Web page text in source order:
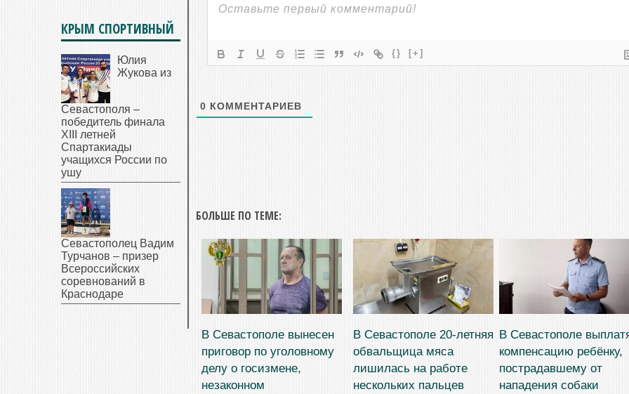
{} [+]
0 КОММЕНТАРИЕВ
БОЛЬШЕ ПО ТЕМЕ:
В Севастополе вынесен
приговор по уголовному
делу о госизмене,
незаконном
В Севастополе 20-летняя
обвальщица мяса
лишилась на работе
нескольких пальцев
В Севастополе
компенсацию ребёнку,
пострадавшему от
нападения собаки
КРЫМ СПОРТИВНЫЙ
Юлия
Жукова из
Севастополя –
победитель финала
XIII летней
Спартакиады
учащихся России по
ушу
Севастополец Вадим
Турчанов – призер
Всероссийских
соревнований в
Краснодаре